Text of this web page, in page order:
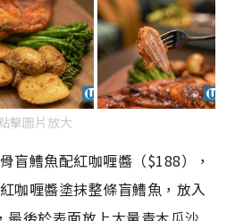
擊圖片放大
盲鰽魚配紅咖喱醬（$188），
咖喱醬塗抹整條盲鰽魚，放入